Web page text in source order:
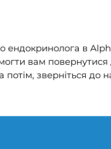
в
вам
зверніться до